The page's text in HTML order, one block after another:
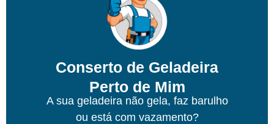
Conserto de Geladeira
Perto de Mim
A sua geladeira não gela, faz barulho
ou está com vazamento?